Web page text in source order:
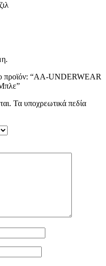
προϊόν: “AA-UNDERWEAR
Τα υποχρεωτικά πεδία